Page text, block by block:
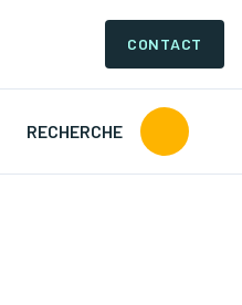
CONTACT
RECHERCHE